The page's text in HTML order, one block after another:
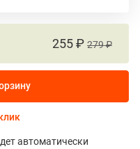
255 ₽ 279 ₽
автоматически